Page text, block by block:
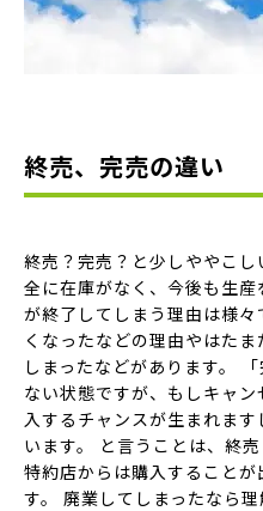
終売、完売の違い
終売？完売？と少しややこ
全に在庫がなく、今後も生
が終了してしまう理由は様
くなったなどの理由やはた
しまったなどがあります。
ない状態ですが、もしキャ
入するチャンスが生まれま
います。 と言うことは、終
特約店からは購入すること
す。 廃業してしまったなら